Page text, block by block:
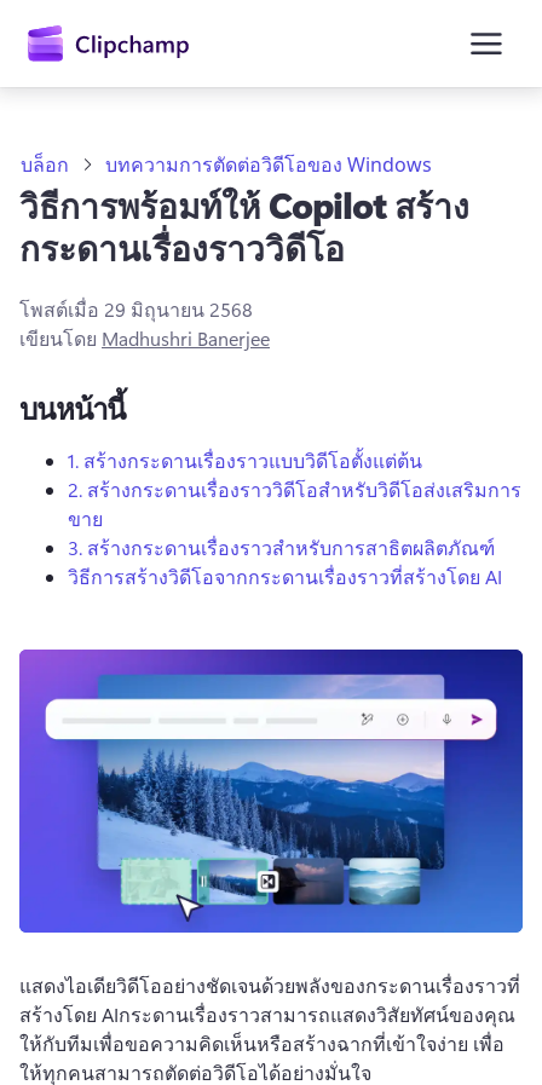
เนื้อหา
หลัก
ลงชื่อเข้าใช้
ลองใช้ฟรี
บล็อก บทความการตัดต่อวิดีโอของ Windows
วิธีการพร้อมท์ให้ Copilot สร้าง
กระดานเรื่องราววิดีโอ
โพสต์เมื่อ 29 มิถุนายน 2568
เขียนโดย Madhushri Banerjee
บนหน้านี้
1. สร้างกระดานเรื่องราวแบบวิดีโอตั้งแต่ต้น
2. สร้างกระดานเรื่องราววิดีโอสำหรับวิดีโอส่งเสริมการ
ขาย
3. สร้างกระดานเรื่องราวสำหรับการสาธิตผลิตภัณฑ์
วิธีการสร้างวิดีโอจากกระดานเรื่องราวที่สร้างโดย AI
แสดงไอเดียวิดีโออย่างชัดเจนด้วยพลังของกระดานเรื่องราวที่
สร้างโดย AIกระดานเรื่องราวสามารถแสดงวิสัยทัศน์ของคุณ
ให้กับทีมเพื่อขอความคิดเห็นหรือสร้างฉากที่เข้าใจง่าย เพื่อ
ให้ทุกคนสามารถตัดต่อวิดีโอได้อย่างมั่นใจ